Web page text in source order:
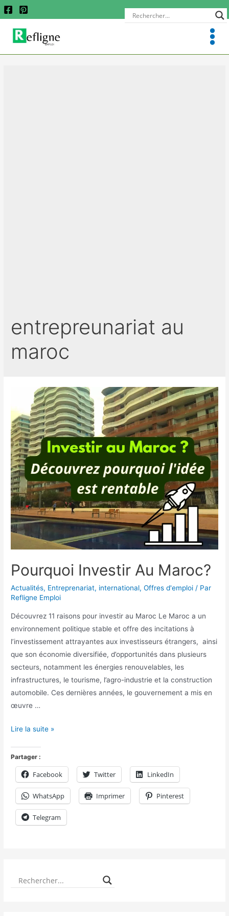
entrepreunariat au
maroc
Pourquoi Investir Au Maroc?
Actualités, Entreprenariat, international,Offres d'emploi / Par
Refligne Emploi
Découvrez 11 raisons pour investir au Maroc Le Maroc a un
environnement politique stable et offre des incitations à
l’investissement attrayantes aux investisseurs étrangers, ainsi
que son économie diversifiée, d’opportunités dans plusieurs
secteurs, notamment les énergies renouvelables, les
infrastructures, le tourisme, l’agro-industrie et la construction
automobile. Ces dernières années, le gouvernement a mis en
œuvre …
Lire la suite »
Partager :
Facebook Twitter LinkedIn
WhatsApp Imprimer Pinterest
Telegram